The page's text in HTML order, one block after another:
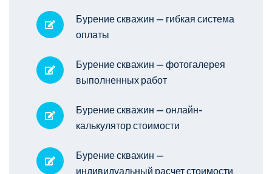
Бурение скважин — гибкая система
оплаты
Бурение скважин — фотогалерея
выполненных работ
Бурение скважин — онлайн-
калькулятор стоимости
Бурение скважин —
индивидуальный расчет стоимости